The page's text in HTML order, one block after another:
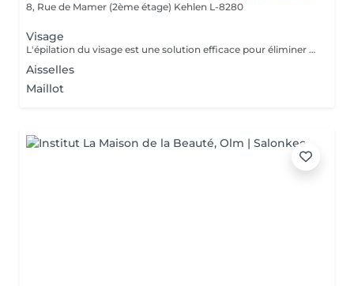
8, Rue de Mamer (2ème étage) Kehlen L-8280
Visage
L'épilation du visage est une solution efficace pour éliminer les poils indésirables et obtenir une peau nette et lisse. Les Avantages de l'Épilation du Visage Une peau plus douce et uniforme Élimine les poils fins et le duvet pour un teint plus lumineux. Améliore l'absorption des soins et la tenue du maquillage. Un effet longue durée Contrairement au rasage, l'épilation retire le poil à la racine, ralentissant ainsi la repousse. Les poils repoussent plus fins et moins visibles avec le temps. Un visage plus net et soigné Redessine les contours du visage pour une apparence plus harmonieuse. Idéal pour des zones précises comme la lèvre supérieure, le menton ou les joues. À la cire : Efficace pour une peau lisse jusqu'à 3 à 4 semaines.
Aisselles
Maillot